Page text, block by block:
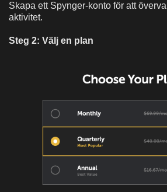
Skapa ett Spynger-konto för att
aktivitet.
Steg 2: Välj en plan